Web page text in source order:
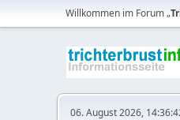
Willkommen im Forum „
06. August 2026,